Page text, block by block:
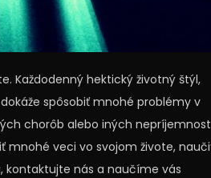
Každodenný hektický životný štýl,
spôsobiť mnohé problémy v
chorôb alebo iných
mnohé veci vo svojom živote,
kontaktujte nás a naučíme vás